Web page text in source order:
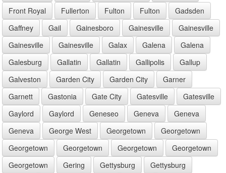
Front Royal
Fullerton Fulton Fulton
Gadsden
Gaffney
Gail Gainesboro Gainesville
Gainesville
Gainesville
Gainesville Galax Galena
Galena
Galesburg
Gallatin Gallatin Gallipolis
Gallup
Galveston
Garden City Garden City
Garner
Garnett
Gastonia Gate City Gatesville
Gatesville
Gaylord
Gaylord Geneseo Geneva
Geneva
Geneva
George West Georgetown
Georgetown
Georgetown
Georgetown Georgetown
Georgetown
Georgetown
Gering Gettysburg
Gettysburg